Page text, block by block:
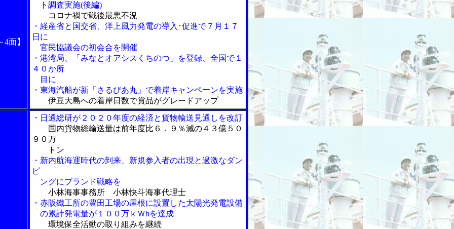
4面】
ト調査実施(後編)
コロナ禍で戦後最悪不況
・経産省と国交省、洋上風力発電の導入･促進で７月１７
日に
官民協議会の初会合を開催
・港湾局、「みなとオアシスくちのつ」を登録、全国で１
４０か所
目に
・東海汽船が新「さるびあ丸」で着岸キャンペーンを実施
伊豆大島への着岸日数で賞品がグレードアップ
・日通総研が２０２０年度の経済と貨物輸送見通しを改訂
国内貨物総輸送量は前年度比６．９％減の４３億５０
９０万
トン
・新内航海運時代の到来、新規参入者の出現と過激なダン
ピ
ングにブランド戦略を
小林海事事務所 小林快斗海事代理士
・赤阪鐵工所の豊田工場の屋根に設置した太陽光発電設備
の累計発電量が１００万ｋＷhを達成
環境保全活動の取り組みを継続